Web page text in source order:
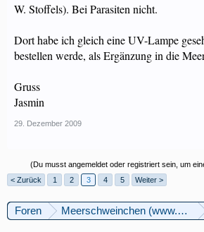
W. Stoffels). Bei Parasiten nicht.
Dort habe ich gleich eine UV-Lampe
bestellen werde, als Ergänzung in die
Gruss
Jasmin
29. Dezember 2009
(Du musst angemeldet oder registriert sein, um
< Zurück
1 2 3 4 5 Weiter >
Foren Meerschweinchen